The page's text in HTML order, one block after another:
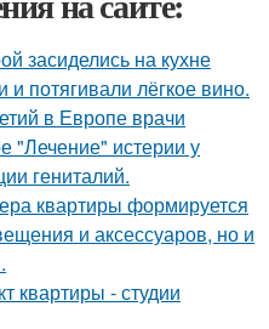
засиделись на кухне
потягивали лёгкое вино.
в Европе врачи
"Лечение" истерии у
гениталий.
квартиры формируется
и аксессуаров, но и
квартиры - студии